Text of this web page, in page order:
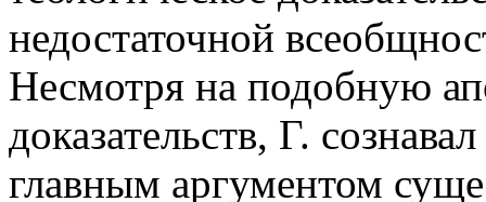
недостаточной
Несмотря на подобную
доказательств, Г.
главным аргументом